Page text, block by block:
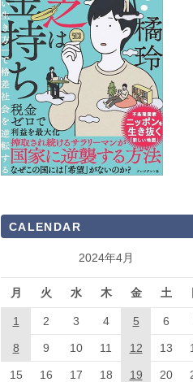
CALENDAR
2024年4月
月 火 水 木 金 土
1 2 3 4 5 6
8 9 10 11 12 13
15 16 17 18 19 20